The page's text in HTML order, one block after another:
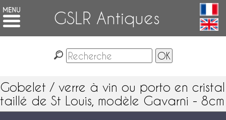
GSLR Antiques
Gobelet / verre à vin ou porto en cristal
taillé de St Louis, modèle Gavarni - 8cm